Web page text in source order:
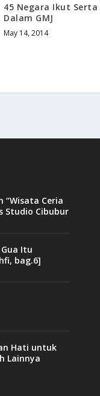
45 Negara Ikut Serta
Dalam GMJ
May 14, 2014
“Wisata Ceria
Studio Cibubur
Itu
bag.6]
Hati untuk
Lainnya